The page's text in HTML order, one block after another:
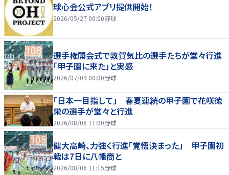
球心会公式アプリ提供開始！
2026/05/27 00:00野球
選手権開会式で敦賀気比の選手たちが堂々行進
「甲子園に来た」と実感
2026/07/09 00:00野球
「日本一目指して」 春夏連続の甲子園で花咲徳
栄の選手が堂々と行進
2026/08/06 11:00野球
健大高崎、力強く行進「覚悟決まった」 甲子園初
戦は7日に八幡商と
2026/08/06 11:15野球